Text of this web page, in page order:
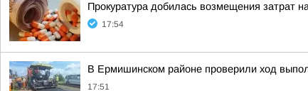
Прокуратура добилась возмещения затрат
17:54
В Ермишинском районе проверили ход
17:51